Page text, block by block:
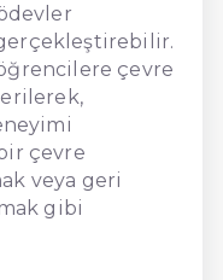
çevre
çevre
veya geri
gibi